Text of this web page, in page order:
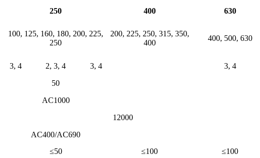
250 400 630
100, 125, 160, 180, 200, 225,
250
200, 225, 250, 315, 350,
400
400, 500, 630
3, 4 2, 3, 4 3, 4
3, 4
50
AC1000
12000
AC400/AC690
≤50 ≤100
≤100